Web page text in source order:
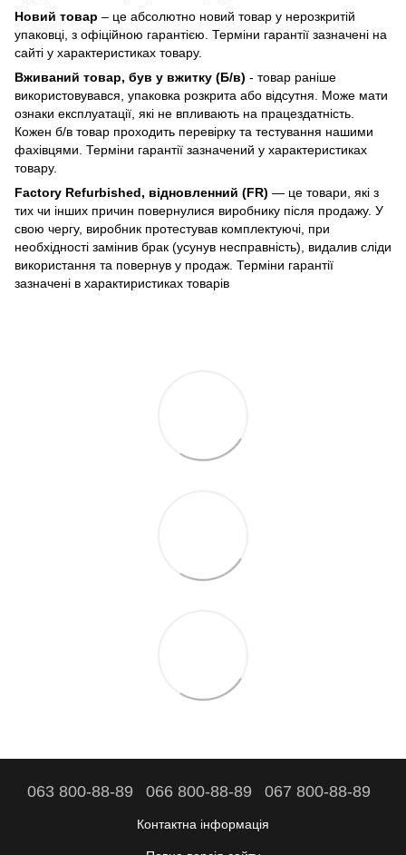
Новий товар – це абсолютно новий товар у нерозкритій
упаковці, з офіційною гарантією. Терміни гарантії зазначені на
сайті у характеристиках товару.
Вживаний товар, був у вжитку (Б/в) - товар раніше
використовувався, упаковка розкрита або відсутня. Може мати
ознаки експлуатації, які не впливають на працездатність.
Кожен б/в товар проходить перевірку та тестування нашими
фахівцями. Терміни гарантії зазначений у характеристиках
товару.
Factory Refurbished, відновленний (FR) — це товари, які з
тих чи інших причин повернулися виробнику після продажу. У
свою чергу, виробник протестував комплектуючі, при
необхідності замінив брак (усунув несправність), видалив сліди
використання та повернув у продаж. Терміни гарантії
зазначені в характиристиках товарів
063 800-88-89 066 800-88-89 067 800-88-89
Контактна інформація